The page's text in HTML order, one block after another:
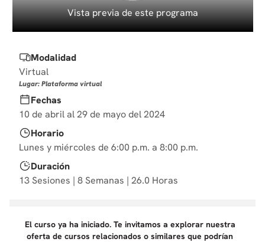
10. derecho Vista previa de este programa
Modalidad
Virtual
Lugar: Plataforma virtual
Fechas
10 de abril al 29 de mayo del 2024
Horario
Lunes y miércoles de 6:00 p.m. a 8:00 p.m.
Duración
13 Sesiones | 8 Semanas | 26.0 Horas
El curso ya ha iniciado. Te invitamos a explorar nuestra
oferta de cursos relacionados o similares que podrían